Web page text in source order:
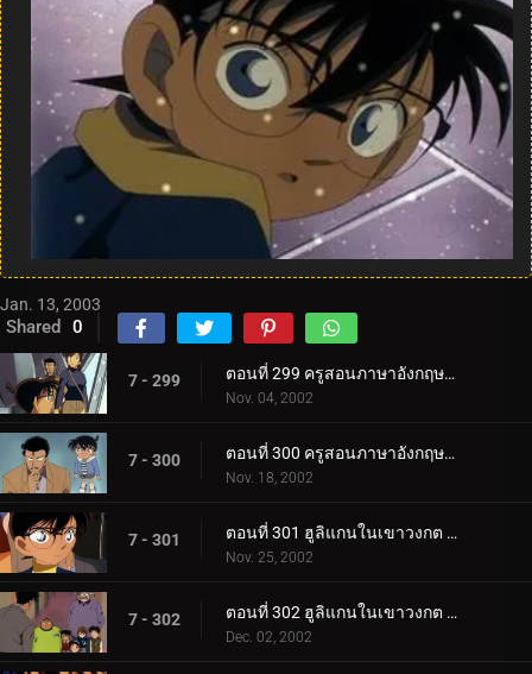
Jan. 13, 2003
Shared 0
7 - 299 ตอนที่ 299 ครูสอนภาษาอังกฤษปะทะยอดนักสืบตะวันตก (ตอนแรก)
Nov. 04, 2002
7 - 300 ตอนที่ 300 ครูสอนภาษาอังกฤษปะทะยอดนักสืบตะวันตก (ตอนจบ)
Nov. 18, 2002
7 - 301 ตอนที่ 301 ฮูลิแกนในเขาวงกต (ตอนแรก)
Nov. 25, 2002
7 - 302 ตอนที่ 302 ฮูลิแกนในเขาวงกต (ตอนจบ)
Dec. 02, 2002